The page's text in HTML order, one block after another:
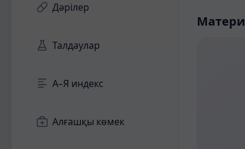
Дәрілер
Талдаулар
А–Я индекс
Алғашқы көмек